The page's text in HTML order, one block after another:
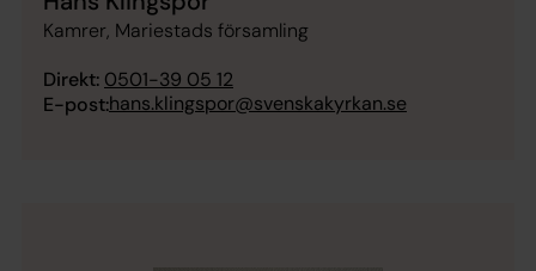
Kamrer, Mariestads församling
Direkt: 0501-39 05 12
E-post:hans.klingspor@svenskakyrkan.se